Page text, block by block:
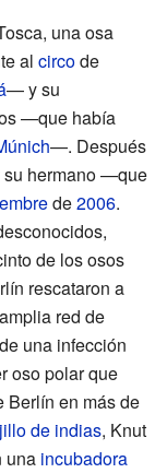
una osa
al circode
— y su
—que había
—. Después
su hermano —que
de2006.
de los osos
rescataron a
red de
una infección
oso polar que
Berlín en más de
de indias, Knut
una incubadora